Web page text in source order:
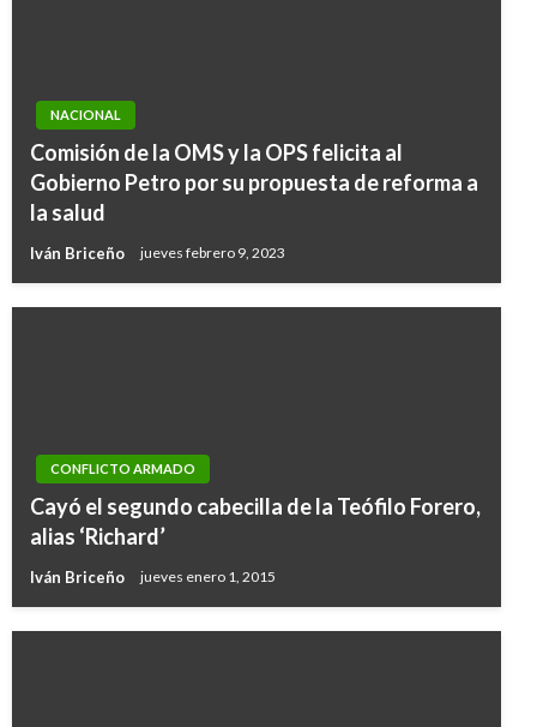
NACIONAL
Comisión de la OMS y la OPS felicita al
Gobierno Petro por su propuesta de reforma a
la salud
Iván Briceño jueves febrero 9, 2023
CONFLICTO ARMADO
Cayó el segundo cabecilla de la Teófilo Forero,
alias ‘Richard’
Iván Briceño jueves enero 1, 2015